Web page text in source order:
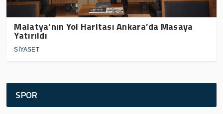
Malatya’nın Yol Haritası Ankara’da Masaya
Yatırıldı
SİYASET
SPOR